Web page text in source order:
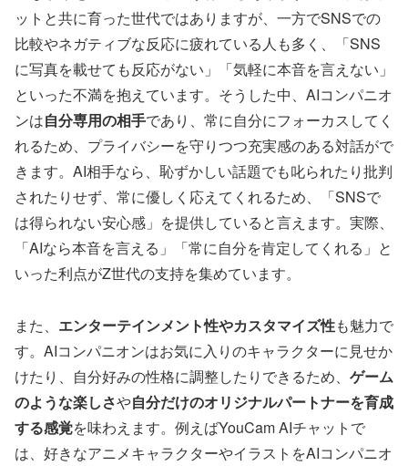
ットと共に育った世代ではありますが、一方でSNSでの
比較やネガティブな反応に疲れている人も多く、「SNS
に写真を載せても反応がない」「気軽に本音を言えない」
といった不満を抱えています。そうした中、AIコンパニオ
ンは自分専用の相手であり、常に自分にフォーカスしてく
れるため、プライバシーを守りつつ充実感のある対話がで
きます。AI相手なら、恥ずかしい話題でも叱られたり批判
されたりせず、常に優しく応えてくれるため、「SNSで
は得られない安心感」を提供していると言えます。実際、
「AIなら本音を言える」「常に自分を肯定してくれる」と
いった利点がZ世代の支持を集めています。
また、 エンターテインメント性やカスタマイズ性も魅力で
す。AIコンパニオンはお気に入りのキャラクターに見せか
けたり、自分好みの性格に調整したりできるため、 ゲーム
のような楽しさや自分だけのオリジナルパートナーを育成
する感覚を味わえます。例えばYouCam AIチャットで
は、好きなアニメキャラクターやイラストをAIコンパニオ